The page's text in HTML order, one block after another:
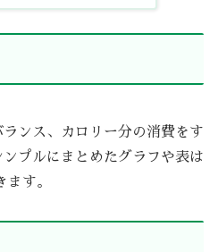
ンス、カロリー分の消費をす
プルにまとめたグラフや表は
ます。